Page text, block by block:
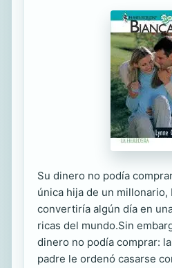
Su dinero no podía
única hija de un millonario,
convertiría algún día en
ricas del mundo.Sin
dinero no podía comprar:
padre le ordenó casarse